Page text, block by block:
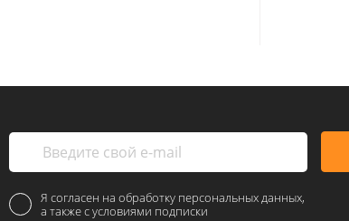
Я согласен на обработку персональных данных,
а также с условиями подписки